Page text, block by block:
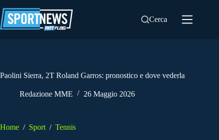
al
contenuto
Cerca
Paolini Sierra, 2T Roland Garros: pronostico e dove vederla
Redazione MME 26 Maggio 2026
Home / Sport / Tennis